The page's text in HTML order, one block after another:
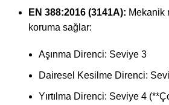
EN 388:2016 (3141A): Mekanik
koruma sağlar:
Aşınma Direnci: Seviye 3
Dairesel Kesilme Direnci:
Yırtılma Direnci: Seviye 4